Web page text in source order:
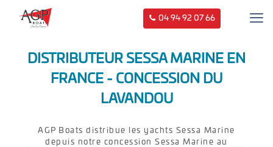
04 94 92 07 66
DISTRIBUTEUR SESSA MARINE EN
FRANCE - CONCESSION DU
LAVANDOU
AGP Boats distribue les yachts Sessa Marine
depuis notre concession Sessa Marine au